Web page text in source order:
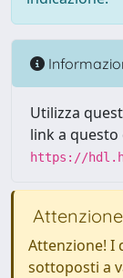
Utilizza
link a
https://
Attenzione
Attenzione! I
sottoposti a